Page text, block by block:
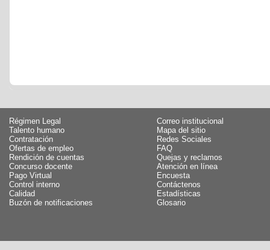
Régimen Legal
Talento humano
Contratación
Ofertas de empleo
Rendición de cuentas
Concurso docente
Pago Virtual
Control interno
Calidad
Buzón de notificaciones
Correo institucional
Mapa del sitio
Redes Sociales
FAQ
Quejas y reclamos
Atención en línea
Encuesta
Contáctenos
Estadísticas
Glosario